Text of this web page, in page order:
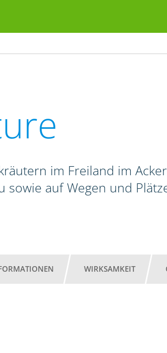
im Freiland im
sowie auf Wegen und
WIRKSAMKEIT